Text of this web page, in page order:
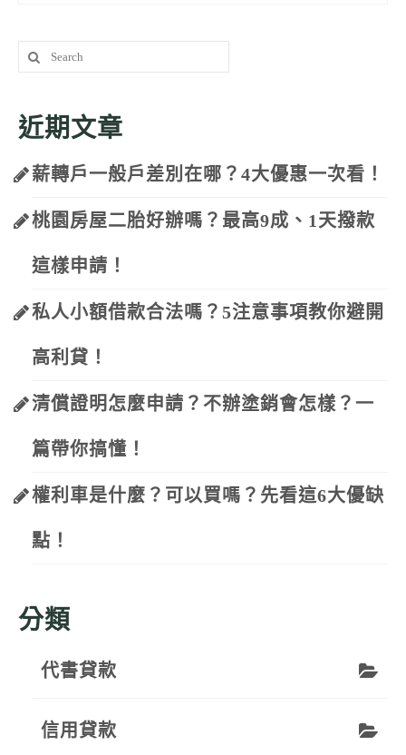
Search
for:
近期文章
薪轉戶一般戶差別在哪？4大優惠一次看！
桃園房屋二胎好辦嗎？最高9成、1天撥款
這樣申請！
私人小額借款合法嗎？5注意事項教你避開
高利貸！
清償證明怎麼申請？不辦塗銷會怎樣？一
篇帶你搞懂！
權利車是什麼？可以買嗎？先看這6大優缺
點！
分類
代書貸款
信用貸款